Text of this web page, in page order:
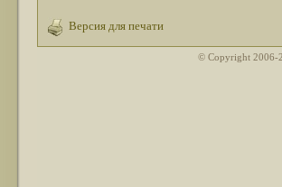
Версия для печати
© Copyright 2006-